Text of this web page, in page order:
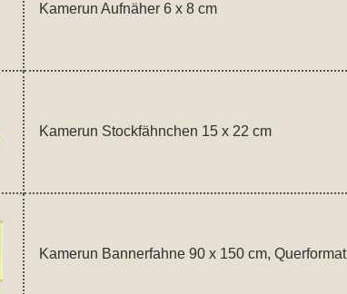
Kamerun Aufnäher 6 x 8 cm
Kamerun Stockfähnchen 15 x 22 cm
Kamerun Bannerfahne 90 x 150 cm, Querformat